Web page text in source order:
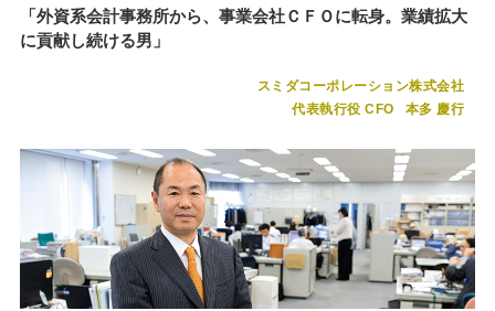
「外資系会計事務所から、事業会社ＣＦＯに転身。業績拡大
に貢献し続ける男」
スミダコーポレーション株式会社
代表執行役 CFO
本多 慶行